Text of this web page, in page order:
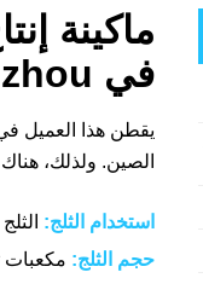
في Guizhou في العام 2021)
الصين. ولذلك،
استخدام الثلج:
حجم الثلج: مكعبات